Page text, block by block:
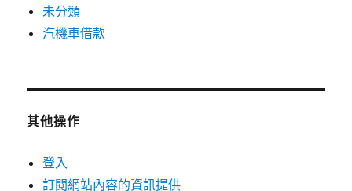
未分類
汽機車借款
其他操作
登入
訂閱網站內容的資訊提供